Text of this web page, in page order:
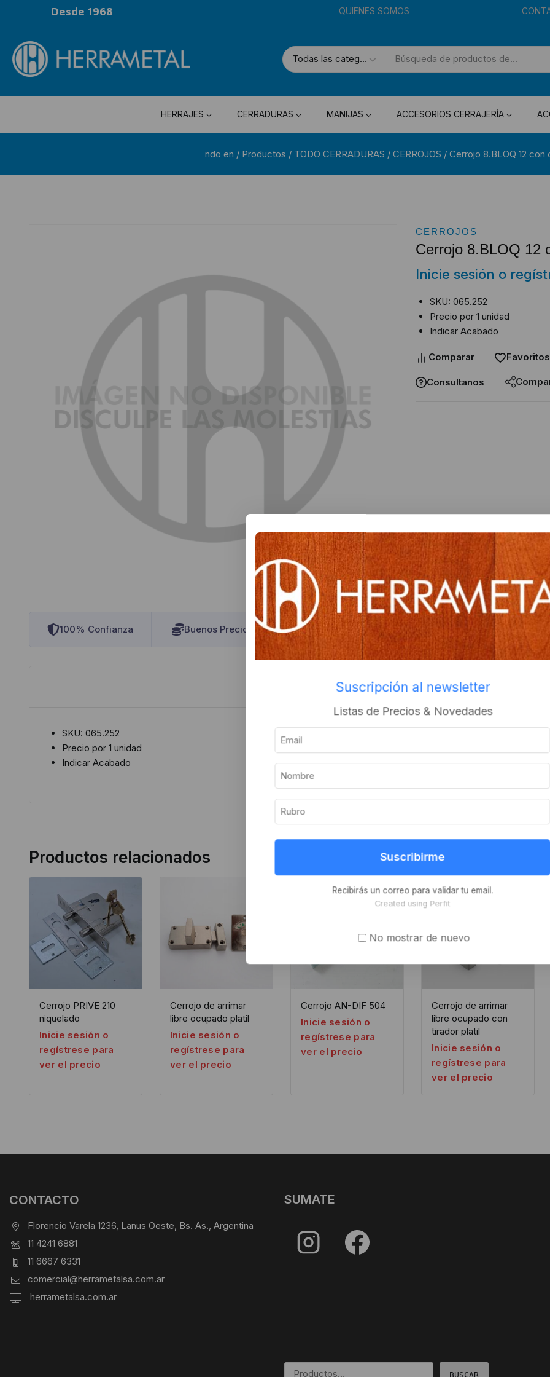
Desde 1968 QUIENES SOMOS
HERRAJES CERRADURAS MANIJAS ACCESORIOS CERRAJERÍA
ndo en / Productos / TODO CERRADURAS / CERROJOS / Cerrojo 8.BLOQ 12
100% Confianza Buenos Precios Envios a todo el pais
CERROJOS
Cerrojo 8.BLOQ 12
Inicie sesión o
SKU: 065.252
Precio por 1 unidad
Indicar Acabado
Comparar Favoritos
Consultanos
Descripción Información adicional
SKU: 065.252
Precio por 1 unidad
Indicar Acabado
Productos relacionados
Cerrojo PRIVE 210
niquelado
Inicie sesión o
regístrese para
ver el precio
Cerrojo de arrimar
libre ocupado platil
Inicie sesión o
regístrese para
ver el precio
Cerrojo AN-DIF 504
Inicie sesión o
regístrese para
ver el precio
Cerrojo de arrimar
libre ocupado con
tirador platil
Inicie sesión o
regístrese para
ver el precio
CONTACTO
Florencio Varela 1236, Lanus Oeste, Bs. As., Argentina
11 4241 6881
11 6667 6331
comercial@herrametalsa.com.ar
herrametalsa.com.ar
SUMATE
BUSCAR
Suscripción al newsletter
Listas de Precios & Novedades
Suscribirme
Recibirás un correo para validar tu email.
Created using Perfit
No mostrar de nuevo